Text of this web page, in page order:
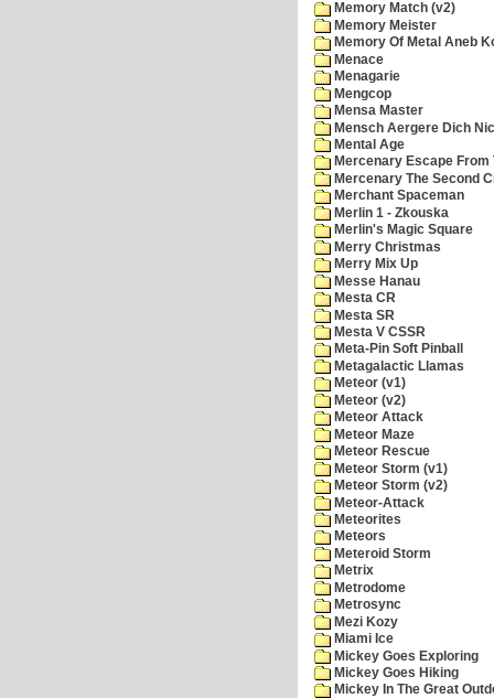
Memory Match (v2)
Memory Meister
Memory Of Metal Aneb
Menace
Menagarie
Mengcop
Mensa Master
Mensch Aergere Dich
Mental Age
Mercenary Escape From
Mercenary The Second
Merchant Spaceman
Merlin 1 - Zkouska
Merlin's Magic Square
Merry Christmas
Merry Mix Up
Messe Hanau
Mesta CR
Mesta SR
Mesta V CSSR
Meta-Pin Soft Pinball
Metagalactic Llamas
Meteor (v1)
Meteor (v2)
Meteor Attack
Meteor Maze
Meteor Rescue
Meteor Storm (v1)
Meteor Storm (v2)
Meteor-Attack
Meteorites
Meteors
Meteroid Storm
Metrix
Metrodome
Metrosync
Mezi Kozy
Miami Ice
Mickey Goes Exploring
Mickey Goes Hiking
Mickey In The Great